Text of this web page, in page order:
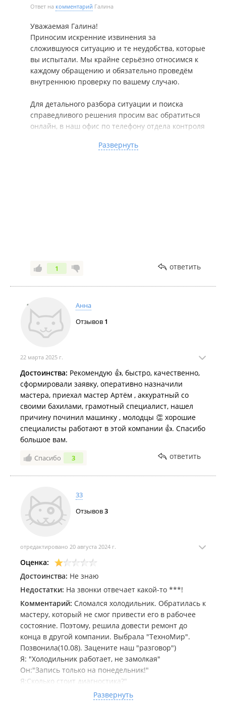
Ответ на комментарий Галина
Уважаемая Галина!
Приносим искренние извинения за
сложившуюся ситуацию и те неудобства, которые
вы испытали. Мы крайне серьёзно относимся к
каждому обращению и обязательно проведём
внутреннюю проверку по вашему случаю.
Для детального разбора ситуации и поиска
справедливого решения просим вас обратиться
онлайн, в наш офис по телефону отдела контроля
Мы нацелены на конструктивное решение
Вы можете связаться с нами:
по телефону: 2686878
[команда с/ц Техномир ]
Развернуть
1 ответить
Анна
Отзывов 1
22 марта 2025 г.
Достоинства: Рекомендую 👍, быстро, качественно,
сформировали заявку, оперативно назначили
мастера, приехал мастер Артём , аккуратный со
своими бахилами, грамотный специалист, нашел
причину починил машинку , молодцы 👏 хорошие
специалисты работают в этой компании 👍. Спасибо
большое вам.
Спасибо 3 ответить
33
Отзывов3
отредактировано 20 августа 2024 г.
Оценка:
Достоинства: Не знаю
Недостатки: На звонки отвечает какой-то ***!
Комментарий: Сломался холодильник. Обратилась к
мастеру, который не смог привести его в рабочее
состояние. Поэтому, решила довести ремонт до
конца в другой компании. Выбрала "ТехноМир".
Позвонила(10.08). Зацените наш "разговор")
Я: "Холодильник работает, не замолкая"
Он:"Запись только на понедельник!"
Я:Сколько стоит диагностика?"
Развернуть